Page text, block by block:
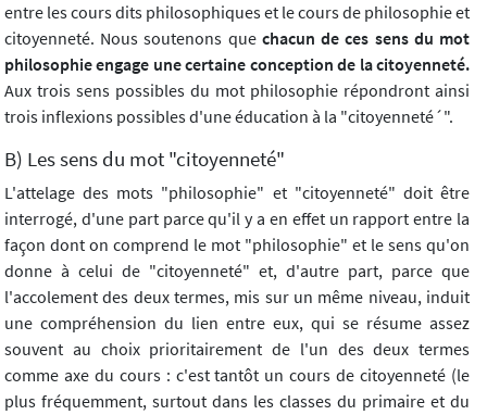
entre les cours dits philosophiques et le cours de philosophie et
citoyenneté. Nous soutenons que chacun de ces sens du mot
philosophie engage une certaine conception de la citoyenneté.
Aux trois sens possibles du mot philosophie répondront ainsi
trois inflexions possibles d'une éducation à la "citoyenneté´".
B) Les sens du mot "citoyenneté"
L'attelage des mots "philosophie" et "citoyenneté" doit être
interrogé, d'une part parce qu'il y a en effet un rapport entre la
façon dont on comprend le mot "philosophie" et le sens qu'on
donne à celui de "citoyenneté" et, d'autre part, parce que
l'accolement des deux termes, mis sur un même niveau, induit
une compréhension du lien entre eux, qui se résume assez
souvent au choix prioritairement de l'un des deux termes
comme axe du cours : c'est tantôt un cours de citoyenneté (le
plus fréquemment, surtout dans les classes du primaire et du